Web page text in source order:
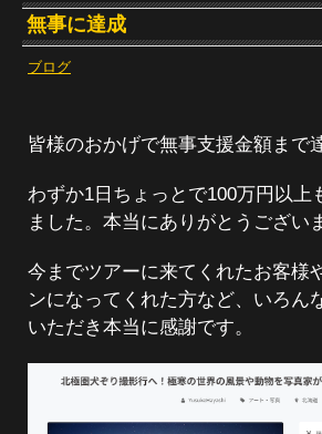
無事に達成
ブログ
皆様のおかげで無事支援金額まで
わずか1日ちょっとで100万円以上
ました。本当にありがとうござい
今までツアーに来てくれたお客様
ンになってくれた方など、いろん
いただき本当に感謝です。